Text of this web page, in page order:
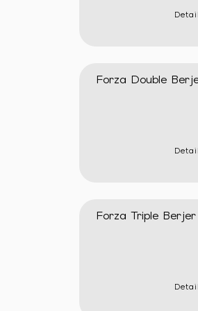
Forza Double
Forza Triple